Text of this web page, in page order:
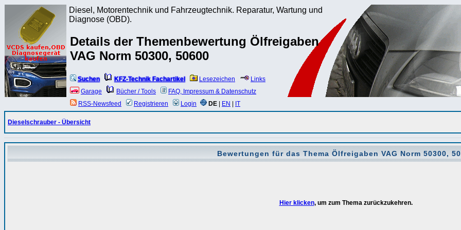
Diesel, Motorentechnik und Fahrzeugtechnik. Reparatur, Wartung und
Diagnose (OBD).
Details der Themenbewertung Ölfreigaben
VAG Norm 50300, 50600
Suchen KFZ-Technik Fachartikel Lesezeichen
Links
Garage
Bücher / Tools
FAQ, Impressum & Datenschutz
RSS-Newsfeed
Registrieren Login DE EN IT
Dieselschrauber - Übersicht
Bewertungen für das Thema Ölfreigaben VAG Norm 50300,
Hier klicken, um zum Thema zurückzukehren.